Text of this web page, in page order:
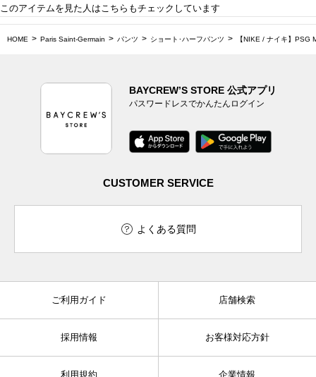
このアイテムを見た人はこちらもチェックしています
HOME Paris Saint-Germain パンツ ショート･ハーフパンツ 【NIKE / ナイキ】PSG
BAYCREW’S STORE 公式アプリ
パスワードレスでかんたんログイン
CUSTOMER SERVICE
よくある質問
ご利用ガイド 店舗検索
採用情報 お客様対応方針
利用規約 企業情報